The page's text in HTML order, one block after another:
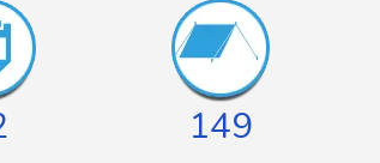
149